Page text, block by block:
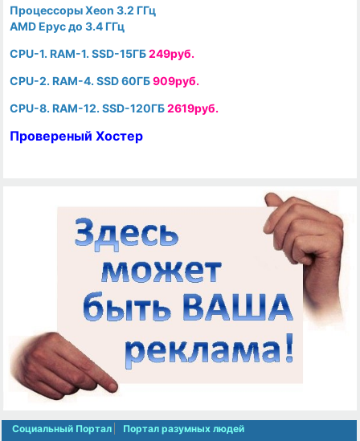
Процессоры Xeon 3.2 ГГц
AMD Epyc до 3.4 ГГц
CPU-1. RAM-1. SSD-15ГБ249руб.
CPU-2. RAM-4. SSD 60ГБ909руб.
CPU-8. RAM-12. SSD-120ГБ2619руб.
Провереный Хостер
Социальный Портал Портал разумных людей